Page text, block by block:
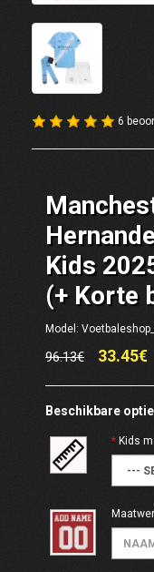
6
Kids
(+ Korte
Model:
96.13€ 33.45€
Beschikbare
Kids